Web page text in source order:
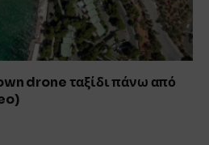
drone ταξίδι πάνω από